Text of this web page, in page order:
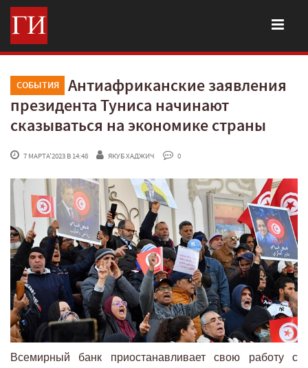
СОБЫТИЯ
Антиафриканские заявления
президента Туниса начинают
сказываться на экономике страны
7 МАРТА'2023 В 14:48 ЯКУБ ХАДЖИЧ 0
Всемирный банк приостанавливает свою работу с